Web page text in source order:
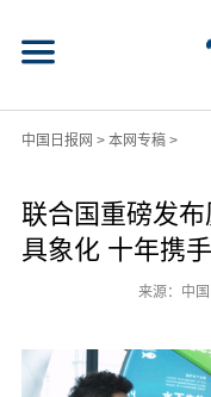
中国日报网 > 本网专稿>
联合国重磅发
具象化 十年携
来源：中